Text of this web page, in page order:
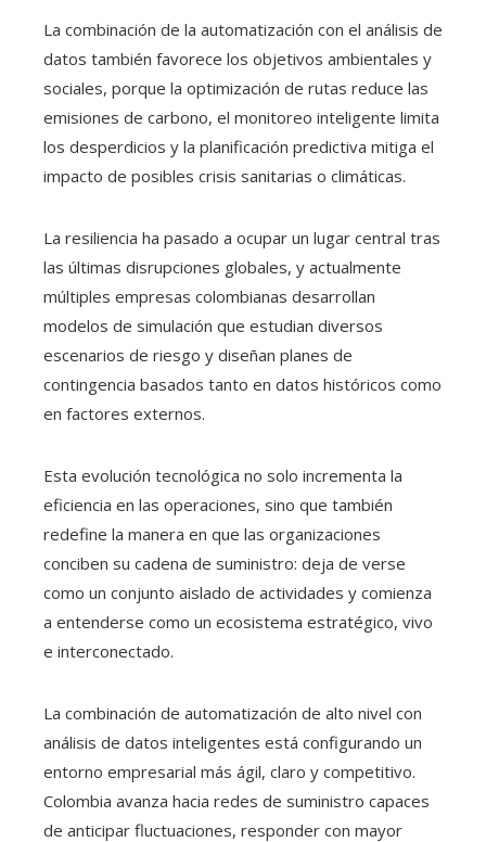
La combinación de la automatización con el análisis de
datos también favorece los objetivos ambientales y
sociales, porque la optimización de rutas reduce las
emisiones de carbono, el monitoreo inteligente limita
los desperdicios y la planificación predictiva mitiga el
impacto de posibles crisis sanitarias o climáticas.
La resiliencia ha pasado a ocupar un lugar central tras
las últimas disrupciones globales, y actualmente
múltiples empresas colombianas desarrollan
modelos de simulación que estudian diversos
escenarios de riesgo y diseñan planes de
contingencia basados tanto en datos históricos como
en factores externos.
Esta evolución tecnológica no solo incrementa la
eficiencia en las operaciones, sino que también
redefine la manera en que las organizaciones
conciben su cadena de suministro: deja de verse
como un conjunto aislado de actividades y comienza
a entenderse como un ecosistema estratégico, vivo
e interconectado.
La combinación de automatización de alto nivel con
análisis de datos inteligentes está configurando un
entorno empresarial más ágil, claro y competitivo.
Colombia avanza hacia redes de suministro capaces
de anticipar fluctuaciones, responder con mayor